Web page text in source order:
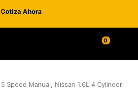
Cotiza Ahora
0
Speed Manual, Nissan 1.6L 4 Cylinder